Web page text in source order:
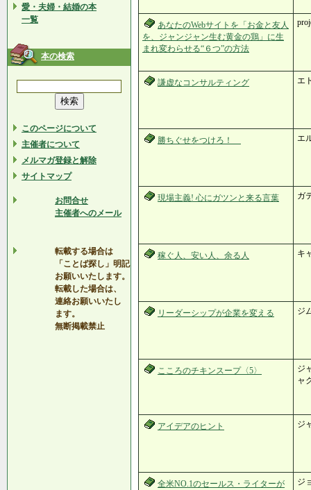
愛・夫婦・結婚の本
一覧
本の検索
このページについて
主催者について
メルマガ登録と解除
サイトマップ
お問合せ
主催者へのメール
転載する場合は
「ことば探し」明記
お願いいたします。
転載した場合は、
連絡お願いいたし
ます。
無断掲載禁止
あなたのWebサイトを「お金と友人
を、ジャンジャン生む黄金の鶏」に生
まれ変わらせる“６つ”の方法
謙虚なコンサルティング エ
勝ちぐせをつけろ！ エ
現場主義! 心にガツンと来る言葉 ガ
稼ぐ人、安い人、余る人 キ
リーダーシップが企業を変える ジ
こころのチキンスープ〈5〉
ジ
ャ
アイデアのヒント ジ
全米NO.1のセールス・ライターが
ジ